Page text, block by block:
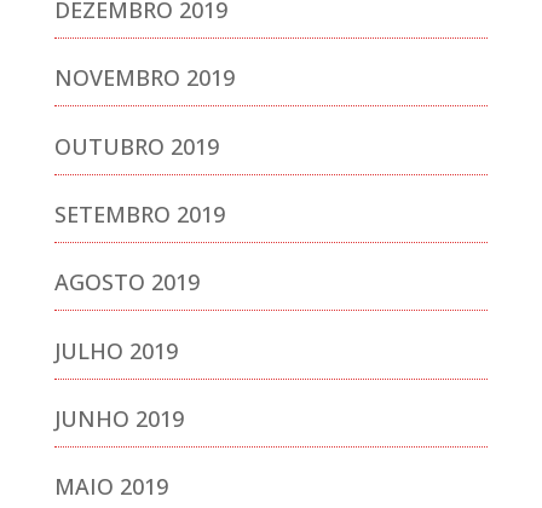
DEZEMBRO 2019
NOVEMBRO 2019
OUTUBRO 2019
SETEMBRO 2019
AGOSTO 2019
JULHO 2019
JUNHO 2019
MAIO 2019